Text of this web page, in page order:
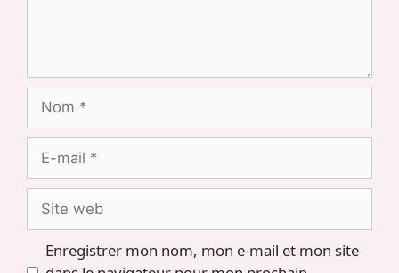
Nom
mail
Site
web
Enregistrer mon nom, mon e-mail et mon site